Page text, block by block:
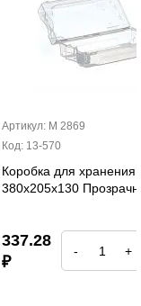
Артикул: М 2869
Код: 13-570
Коробка для хранения
380х205х130
337.28
₽
- +